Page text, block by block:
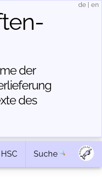
der
des
de en
HSC Suche